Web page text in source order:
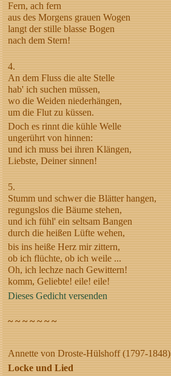
Fern, ach fern
aus des Morgens grauen Wogen
langt der stille blasse Bogen
nach dem Stern!
4.
An dem Fluss die alte Stelle
hab' ich suchen müssen,
wo die Weiden niederhängen,
um die Flut zu küssen.
Doch es rinnt die kühle Welle
ungerührt von hinnen:
und ich muss bei ihren Klängen,
Liebste, Deiner sinnen!
5.
Stumm und schwer die Blätter hangen,
regungslos die Bäume stehen,
und ich fühl' ein seltsam Bangen
durch die heißen Lüfte wehen,
bis ins heiße Herz mir zittern,
ob ich flüchte, ob ich weile ...
Oh, ich lechze nach Gewittern!
komm, Geliebte! eile! eile!
Dieses Gedicht versenden
~ ~ ~ ~ ~ ~ ~
Annette von Droste-Hülshoff (1797-1848)
Locke und Lied